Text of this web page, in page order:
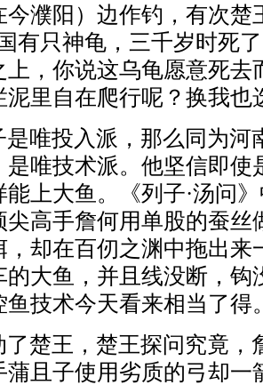
今濮阳）边作钓，有次楚
有只神龟，三千岁时死
上，你说这乌龟愿意死去
泥里自在爬行呢？换我也
唯投入派，那么同为河
是唯技术派。他坚信即使
能上大鱼。《列子·汤问
尖高手詹何用单股的蚕丝
，却在百仞之渊中拖出来
的大鱼，并且线没断，钩
鱼技术今天看来相当了得
楚王，楚王探问究竟，
蒲且子使用劣质的弓却一